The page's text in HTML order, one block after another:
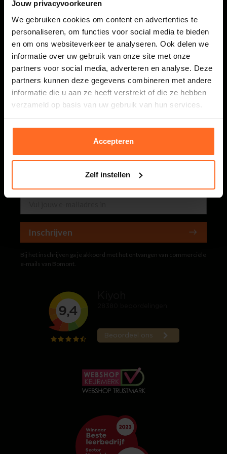
Jouw privacyvoorkeuren
We gebruiken cookies om content en advertenties te
personaliseren, om functies voor social media te bieden
en om ons websiteverkeer te analyseren. Ook delen we
informatie over uw gebruik van onze site met onze
partners voor social media, adverteren en analyse. Deze
partners kunnen deze gegevens combineren met andere
informatie die u aan ze heeft verstrekt of die ze hebben
verzameld op basis van uw gebruik van hun services.
Accepteren
Zelf instellen
webshop@bomont.nl
Binnen 2 werkdagen antwoord op je vraag
Bomont
Klantenservice
Schrijf je in & ontvang € 5,- shoptegoed! Ontvang een
Inschrijven
Bij het inschrijven ga je akkoord met het ontvangen van commerciële
e-mails van Bomont.